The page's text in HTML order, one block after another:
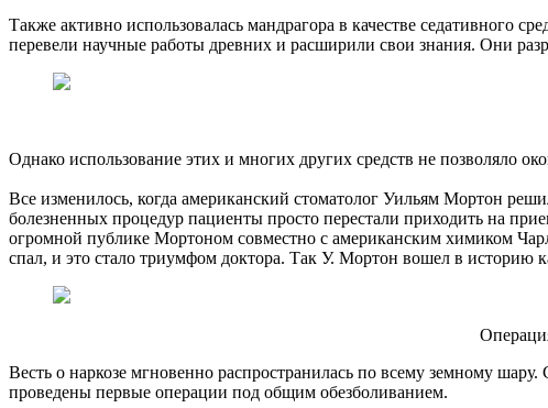
Также активно использовалась мандрагора в качестве седативного
перевели научные работы древних и расширили свои знания. Они
Однако использование этих и многих других средств не позволяло
Все изменилось, когда американский стоматолог Уильям Мортон
болезненных процедур пациенты просто перестали приходить на
огромной публике Мортоном совместно с американским химиком
спал, и это стало триумфом доктора. Так У. Мортон вошел в историю
Весть о наркозе мгновенно распространилась по всему земному
проведены первые операции под общим обезболиванием.